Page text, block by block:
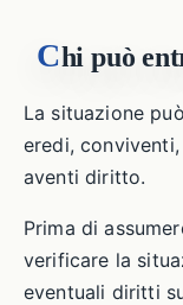
Chi può
La situazione
eredi,
aventi diritto.
Prima di
verificare la
eventuali diritti